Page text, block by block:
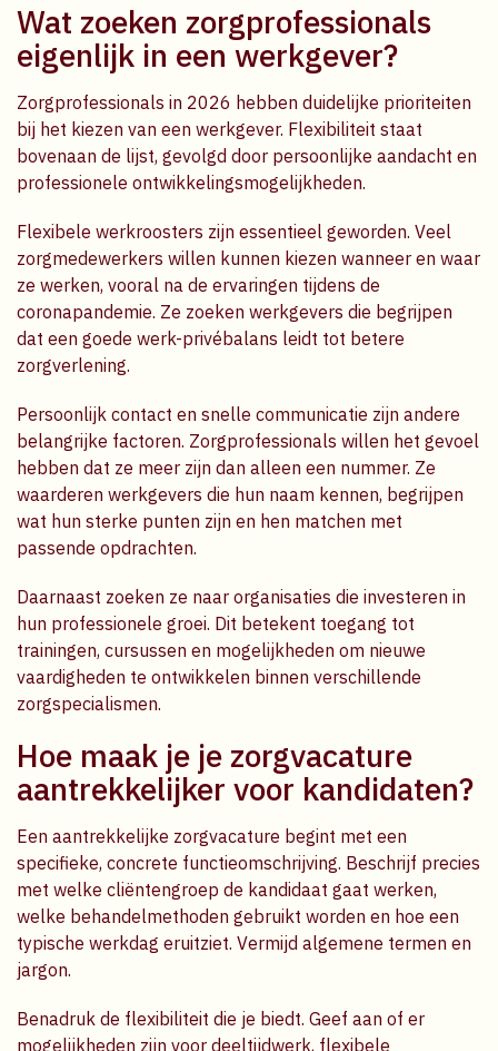
Wat zoeken zorgprofessionals
eigenlijk in een werkgever?
Zorgprofessionals in 2026 hebben duidelijke prioriteiten
bij het kiezen van een werkgever. Flexibiliteit staat
bovenaan de lijst, gevolgd door persoonlijke aandacht en
professionele ontwikkelingsmogelijkheden.
Flexibele werkroosters zijn essentieel geworden. Veel
zorgmedewerkers willen kunnen kiezen wanneer en waar
ze werken, vooral na de ervaringen tijdens de
coronapandemie. Ze zoeken werkgevers die begrijpen
dat een goede werk-privébalans leidt tot betere
zorgverlening.
Persoonlijk contact en snelle communicatie zijn andere
belangrijke factoren. Zorgprofessionals willen het gevoel
hebben dat ze meer zijn dan alleen een nummer. Ze
waarderen werkgevers die hun naam kennen, begrijpen
wat hun sterke punten zijn en hen matchen met
passende opdrachten.
Daarnaast zoeken ze naar organisaties die investeren in
hun professionele groei. Dit betekent toegang tot
trainingen, cursussen en mogelijkheden om nieuwe
vaardigheden te ontwikkelen binnen verschillende
zorgspecialismen.
Hoe maak je je zorgvacature
aantrekkelijker voor kandidaten?
Een aantrekkelijke zorgvacature begint met een
specifieke, concrete functieomschrijving. Beschrijf precies
met welke cliëntengroep de kandidaat gaat werken,
welke behandelmethoden gebruikt worden en hoe een
typische werkdag eruitziet. Vermijd algemene termen en
jargon.
Benadruk de flexibiliteit die je biedt. Geef aan of er
mogelijkheden zijn voor deeltijdwerk, flexibele